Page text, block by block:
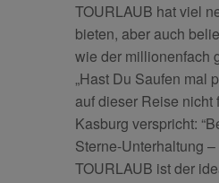
TOURLAUB hat viel
bieten, aber auch
wie der millionenfach
„Hast Du Saufen mal
auf dieser Reise
Kasburg verspricht:
Sterne-Unterhaltung
TOURLAUB ist der